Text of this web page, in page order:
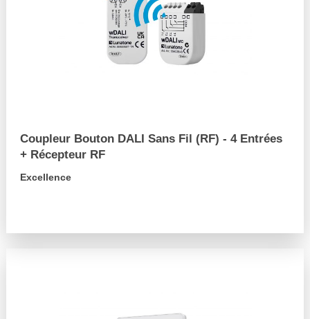
Coupleur Bouton DALI Sans Fil (RF) - 4 Entrées
+ Récepteur RF
Excellence